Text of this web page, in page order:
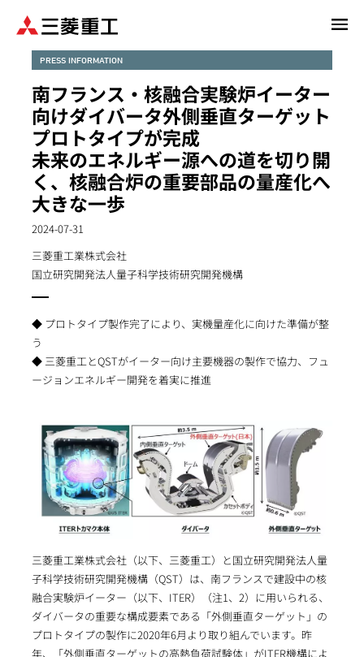
PRESS INFORMATION
南フランス・核融合実験炉イーター
向けダイバータ外側垂直ターゲット
プロトタイプが完成
未来のエネルギー源への道を切り開
く、核融合炉の重要部品の量産化へ
大きな一歩
2024-07-31
三菱重工業株式会社
国立研究開発法人量子科学技術研究開発機構
◆ プロトタイプ製作完了により、実機量産化に向けた準備が整
う
◆ 三菱重工とQSTがイーター向け主要機器の製作で協力、フュ
ージョンエネルギー開発を着実に推進
三菱重工業株式会社（以下、三菱重工）と国立研究開発法人量
子科学技術研究開発機構（QST）は、南フランスで建設中の核
融合実験炉イーター（以下、ITER）（注1、2）に用いられる、
ダイバータの重要な構成要素である「外側垂直ターゲット」の
プロトタイプの製作に2020年6月より取り組んでいます。昨
年、「外側垂直ターゲットの高熱負荷試験体」がITER機構によ